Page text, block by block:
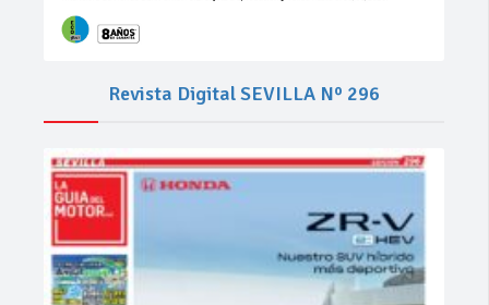
Revista Digital SEVILLA Nº 296